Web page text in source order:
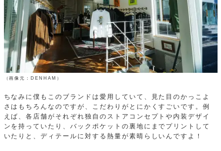
（画像元：DENHAM）
ちなみに僕もこのブランドは愛用していて、見た目のかっこよ
さはもちろんなのですが、こだわりがとにかくすごいです。例
えば、各店舗がそれぞれ独自のストアコンセプトや内装デザイ
ンを持っていたり、バックポケットの裏地にまでプリントして
いたりと、ディテールに対する熱量が素晴らしいんですよ！